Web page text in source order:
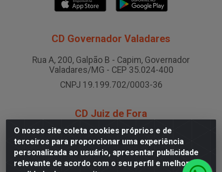
O nosso site coleta cookies próprios e de
terceiros para proporcionar uma experiência
personalizada ao usuário, apresentar publicidade
relevante de acordo com o seu perfil e melhorar a
CD Governador Valadares
Rua A, 200, Galpão B - Capim, Governador
Valadares/MG - CEP 35.024-400
CNPJ 19.199.702/0003-36
CD Juiz de Fora
Rodovia BR-040 , Nº 0, Área B2 Condominio Brasil
LOG - São Pedro, Juiz de Fora/MG
CNPJ 19.199.702/0005-06